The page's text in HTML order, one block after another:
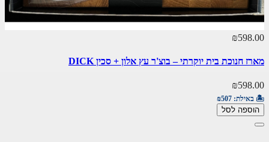
₪598.00
מארז חנוכת בית יוקרתי – בוצ'ר עץ אלון + סכין DICK
₪598.00
🏝️ באילת: ₪507
הוספה לסל